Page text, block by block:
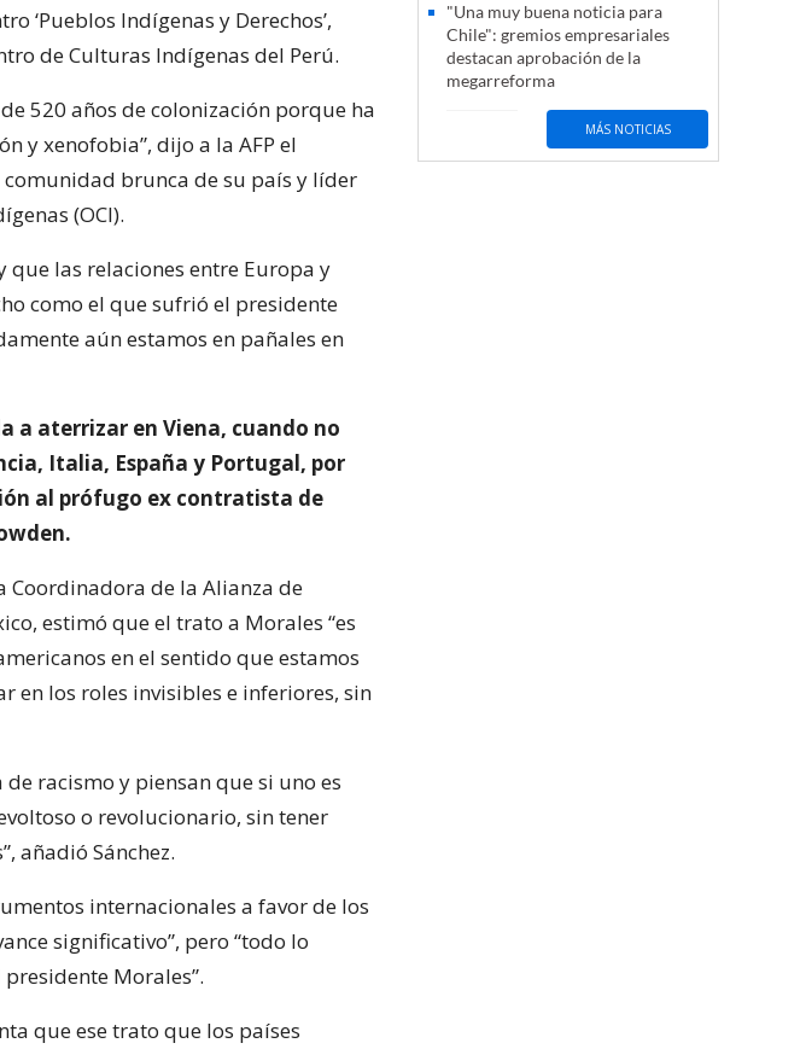
‘Pueblos Indígenas y Derechos’,
de Culturas Indígenas del Perú.
520 años de colonización porque ha
y xenofobia”, dijo a la AFP el
brunca de su país y líder
(OCI).
que las relaciones entre Europa y
como el que sufrió el presidente
aún estamos en pañales en
a aterrizar en Viena, cuando no
Italia, España y Portugal, por
al prófugo ex contratista de
Coordinadora de la Alianza de
estimó que el trato a Morales “es
en el sentido que estamos
en los roles invisibles e inferiores, sin
racismo y piensan que si uno es
o revolucionario, sin tener
añadió Sánchez.
internacionales a favor de los
significativo”, pero “todo lo
Morales”.
que ese trato que los países
"Una muy buena noticia para
Chile": gremios empresariales
destacan aprobación de la
megarreforma
MÁS NOTICIAS